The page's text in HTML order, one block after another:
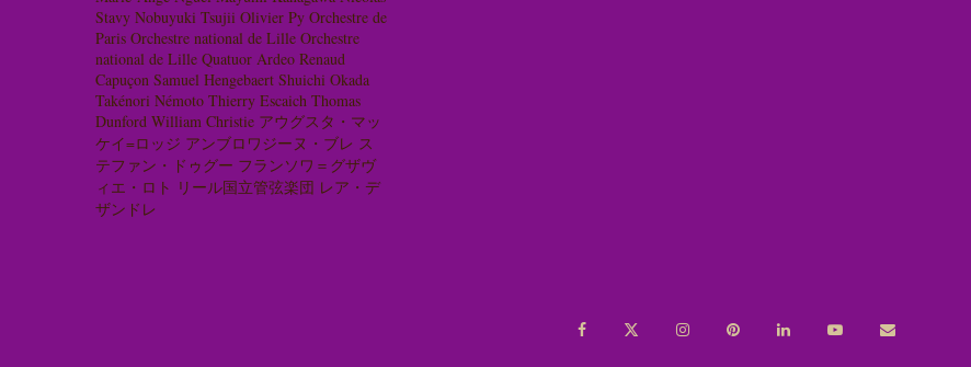
Stavy Nobuyuki Tsujii Olivier Py Orchestre de
Paris Orchestre national de Lille Orchestre
national de Lille Quatuor Ardeo Renaud
Capuçon Samuel Hengebaert Shuichi Okada
Takénori Némoto Thierry Escaich Thomas
Dunford William Christie アウグスタ・マッ
ケイ=ロッジ アンブロワジーヌ・ブレ ス
テファン・ドゥグー フランソワ＝グザヴ
ィエ・ロト リール国立管弦楽団 レア・デ
ザンドレ